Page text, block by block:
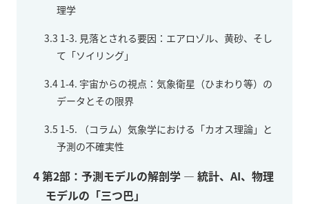
理学
3.3 1-3. 見落とされる要因：エアロゾル、黄砂、そし
て「ソイリング」
3.4 1-4. 宇宙からの視点：気象衛星（ひまわり等）の
データとその限界
3.5 1-5. （コラム）気象学における「カオス理論」と
予測の不確実性
4第2部：予測モデルの解剖学 — 統計、AI、物理
モデルの「三つ巴」